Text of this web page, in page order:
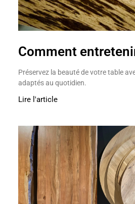
Comment
Préservez la beauté de votre table
adaptés au quotidien.
Lire l'article